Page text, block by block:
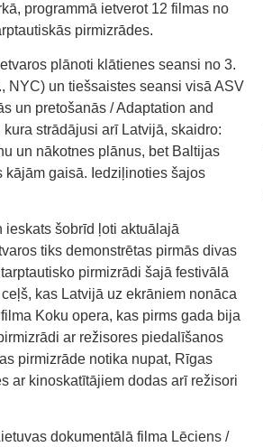
programmā ietverot 12 filmas no
pirmizrādes.
plānoti klātienes seansi no 3.
NYC) un tiešsaistes seansi visā ASV
un pretošanās / Adaptation and
strādājusi arī Latvijā, skaidro:
un nākotnes plānus, bet Baltijas
kājām gaisā. Iedziļinoties šajos
ieskats šobrīd ļoti aktuālajā
tiks demonstrētas pirmās divas
pirmizrādi šajā festivālā
kas Latvijā uz ekrāniem nonāca
Koku opera, kas pirms gada bija
ar režisores piedalīšanos
pirmizrāde notika nupat, Rīgas
ar kinoskatītājiem dodas arī režisori
dokumentālā filma Lēciens /